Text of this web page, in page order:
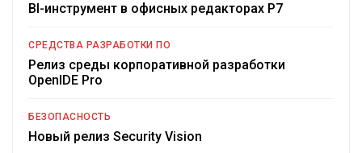
BI-инструмент в офисных редакторах Р7
СРЕДСТВА РАЗРАБОТКИ ПО
Релиз среды корпоративной разработки
OpenIDE Pro
БЕЗОПАСНОСТЬ
Новый релиз Security Vision